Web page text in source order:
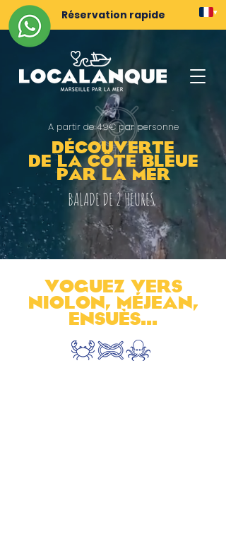
▾
Réservation rapide
A partir de 49€ par personne
DÉcouverte
de LA CÔTE BLEUE
par la mer
BALADE DE 2 HEURES
VOGUEZ VERS
NIOLON, MÉJEAN,
ENSUÈS...